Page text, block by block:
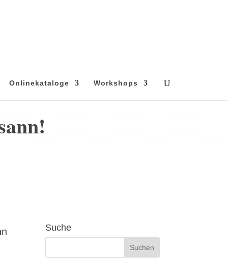
Onlinekataloge Workshops
Suche